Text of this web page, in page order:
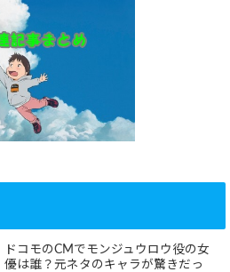
ドコモのCMでモンジュウロウ役の女
優は誰？元ネタのキャラが驚きだっ